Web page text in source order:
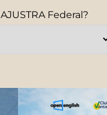
Federal?